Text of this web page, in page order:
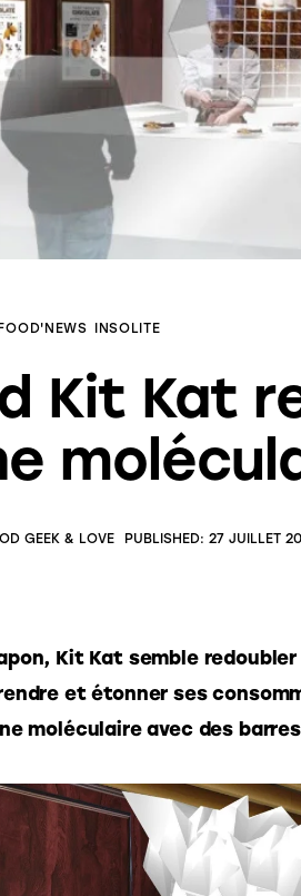
INSOLITE
Kit Kat
GEEK & LOVE PUBLISHED: 27 JUILLET
Kit Kat semble
et étonner ses
moléculaire avec des